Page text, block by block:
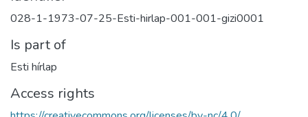
028-1-1973-07-25-Esti-hirlap-001-001-gizi0001
Is part of
Esti hírlap
Access rights